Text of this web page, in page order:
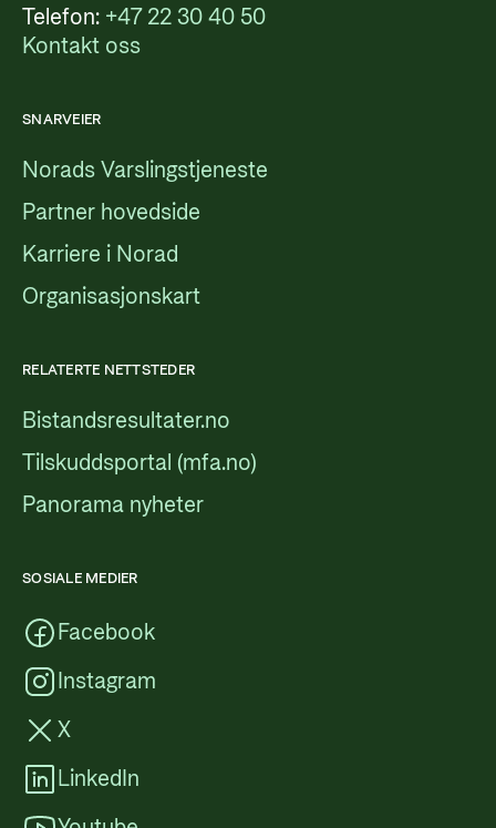
Telefon: +47 22 30 40 50
Kontakt oss
SNARVEIER
Norads Varslingstjeneste
Partner hovedside
Karriere i Norad
Organisasjonskart
RELATERTE NETTSTEDER
Bistandsresultater.no
Tilskuddsportal (mfa.no)
Panorama nyheter
SOSIALE MEDIER
Facebook
Instagram
X
LinkedIn